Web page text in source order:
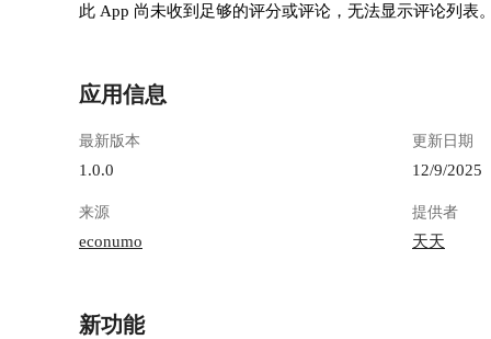
此 App 尚未收到足够的评分或评论，无法显示评论列表
应用信息
最新版本
1.0.0
更新日期
12/9/2025
来源
econumo
提供者
天天
新功能